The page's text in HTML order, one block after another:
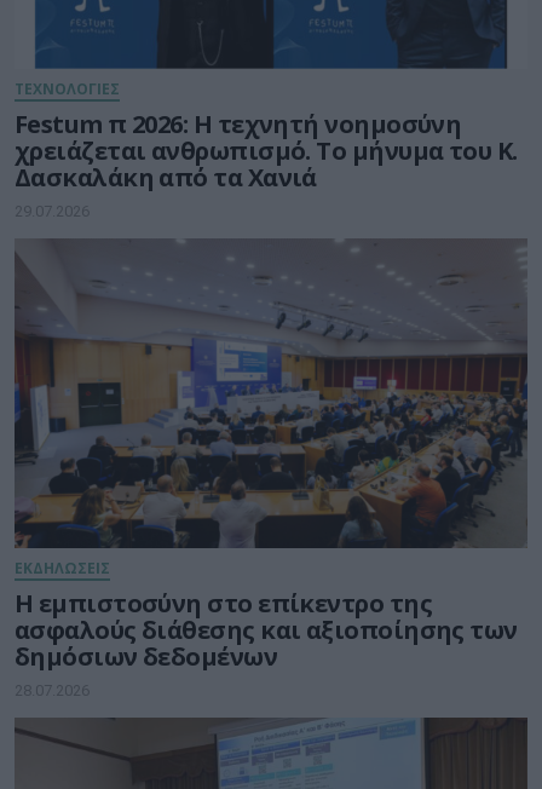
ΤΕΧΝΟΛΟΓΙΕΣ
Festum π 2026: Η τεχνητή νοημοσύνη
χρειάζεται ανθρωπισμό. Το μήνυμα του Κ.
Δασκαλάκη από τα Χανιά
29.07.2026
ΕΚΔΗΛΩΣΕΙΣ
Η εμπιστοσύνη στο επίκεντρο της
ασφαλούς διάθεσης και αξιοποίησης των
δημόσιων δεδομένων
28.07.2026